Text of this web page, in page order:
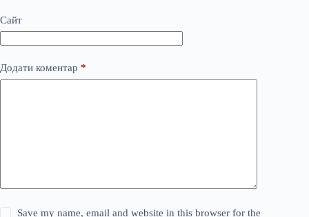
Сайт
Додати коментар *
Save my name, email and website in this browser for the